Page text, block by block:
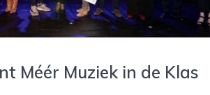
Méér Muziek in de Klas